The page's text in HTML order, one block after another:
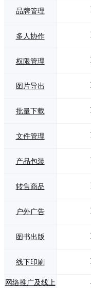
品牌管理
多人协作
权限管理
图片导出
批量下载
文件管理
产品包装
转售商品
户外广告
图书出版
线下印刷
网络推广及线上